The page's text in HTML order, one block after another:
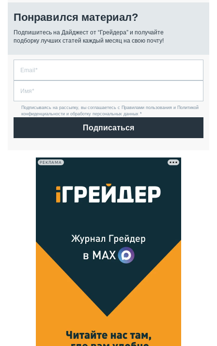
Понравился материал?
Подпишитесь на Дайджест от “Грейдера” и получайте
подборку лучших статей каждый месяц на свою почту!
Подписываясь на рассылку, вы соглашаетесь с Правилами пользования и Политикой
конфиденциальности и обработку персональных данных *
Подписаться
РЕКЛАМА